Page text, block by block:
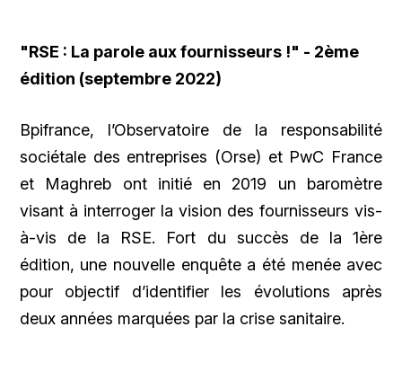
"RSE : La parole aux fournisseurs !" - 2ème
édition (septembre 2022)
Bpifrance, l’Observatoire de la responsabilité
sociétale des entreprises (Orse) et PwC France
et Maghreb ont initié en 2019 un baromètre
visant à interroger la vision des fournisseurs vis-
à-vis de la RSE. Fort du succès de la 1ère
édition, une nouvelle enquête a été menée avec
pour objectif d’identifier les évolutions après
deux années marquées par la crise sanitaire.